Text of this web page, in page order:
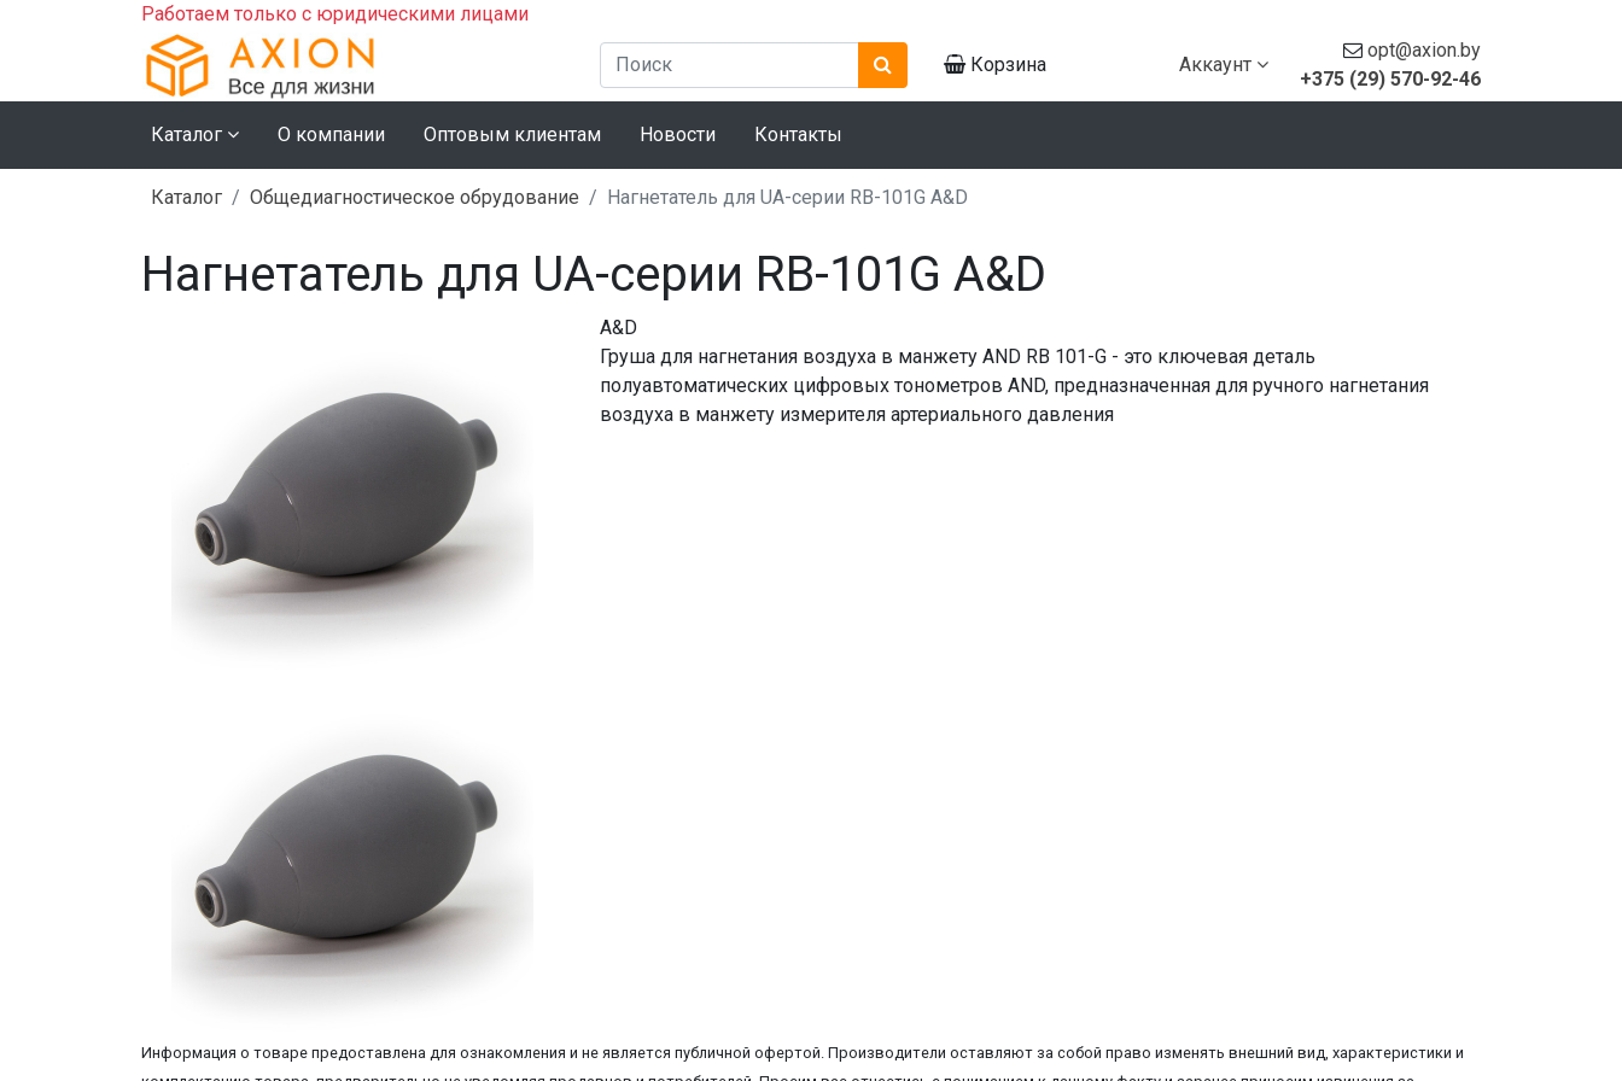
Работаем только с юридическими лицами
Корзина Аккаунт
opt@axion.by
+375 (29) 570-92-46
Каталог О компании Оптовым клиентам Новости Контакты
Каталог Общедиагностическое обрудование Нагнетатель для UA-серии RB-101G A&D
Нагнетатель для UA-серии RB-101G A&D
A&D
Груша для нагнетания воздуха в манжету AND RB 101-G - это ключевая деталь
полуавтоматических цифровых тонометров AND, предназначенная для ручного нагнетания
воздуха в манжету измерителя артериального давления
Информация о товаре предоставлена для ознакомления и не является публичной офертой. Производители оставляют за собой право изменять внешний вид, характеристики и